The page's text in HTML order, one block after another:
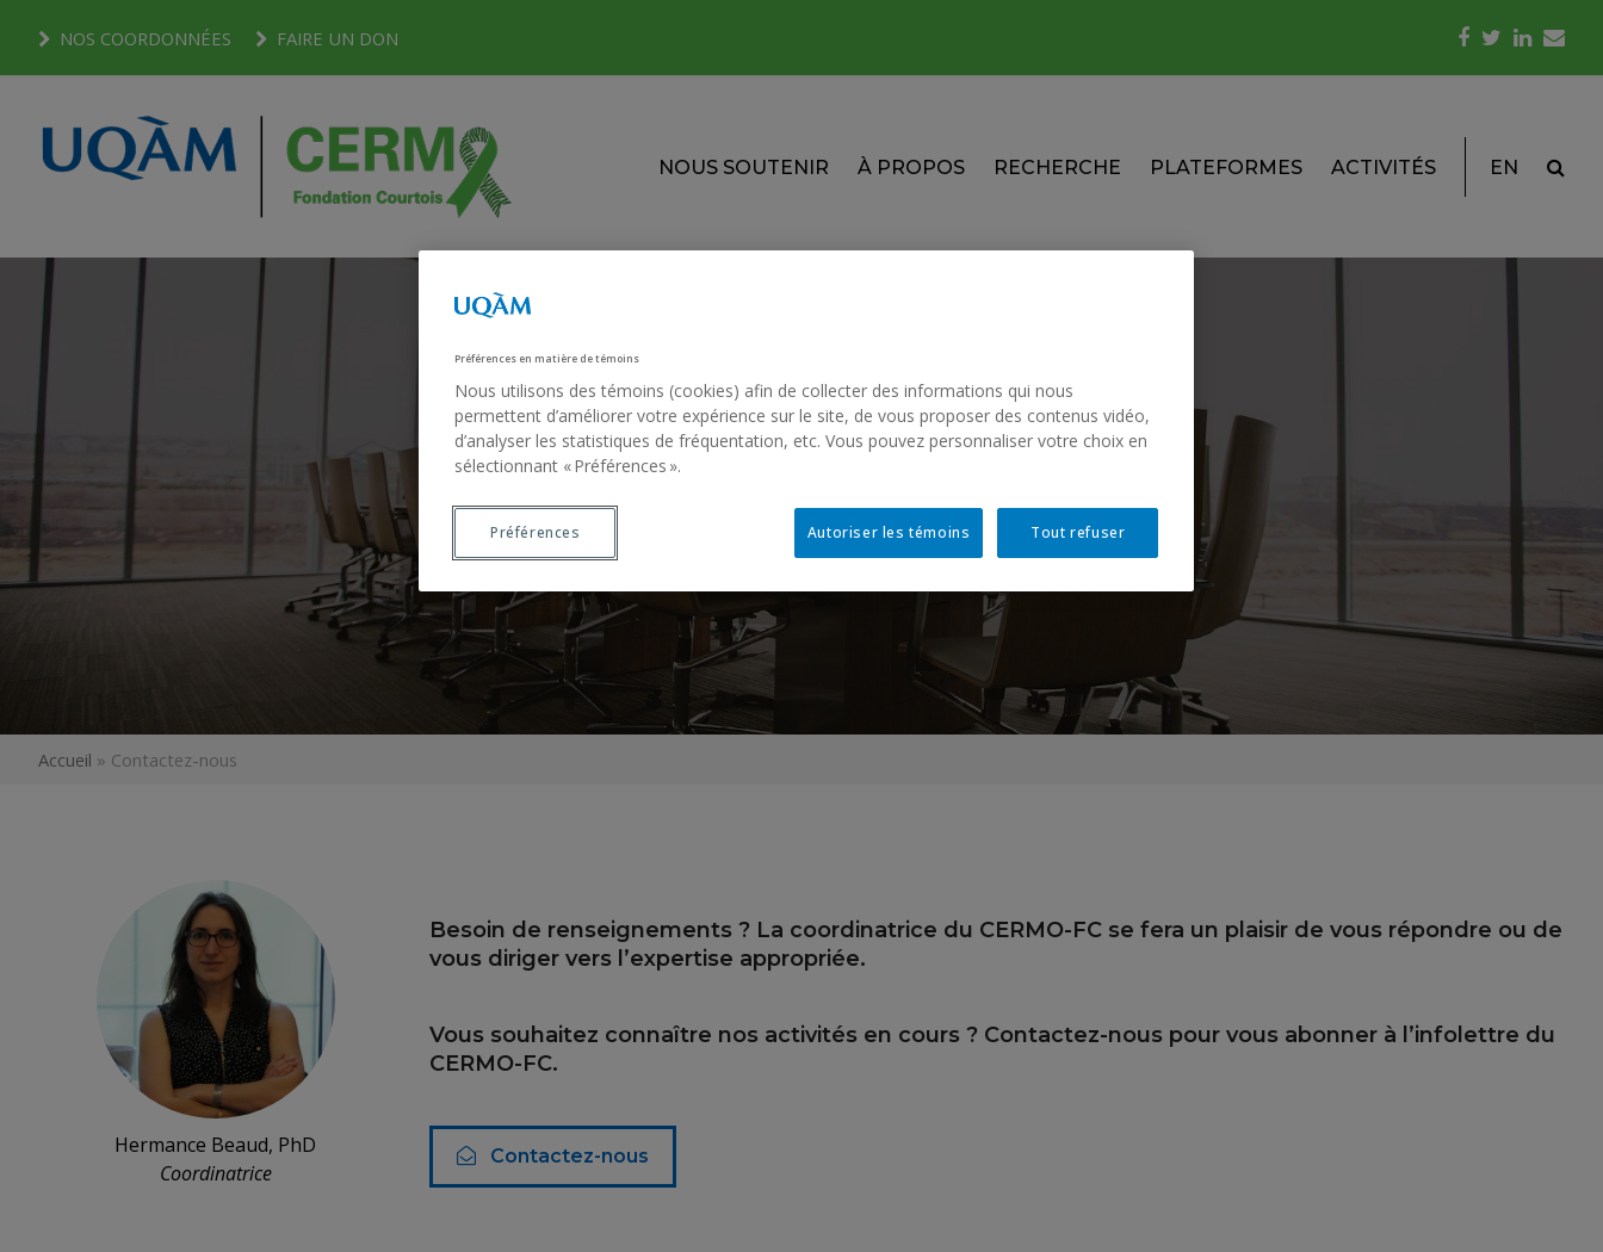
NOS COORDONNÉES FAIRE UN DON Facebook
Twitter
NOUS SOUTENIR À PROPOS RECHERCHE PLATEFORMES ACTIVITÉS EN
Contactez-nous
Accueil » Contactez-nous
Hermance Beaud, PhD
Coordinatrice
Besoin de renseignements ? La coordinatrice du CERMO-FC se fera un plaisir de vous répondre ou de
vous diriger vers l’expertise appropriée.
Vous souhaitez connaître nos activités en cours ? Contactez-nous pour vous abonner à l’infolettre du
CERMO-FC.
Contactez-nous
Préférences en matière de témoins
Nous utilisons des témoins (cookies) afin de collecter des informations qui nous
permettent d’améliorer votre expérience sur le site, de vous proposer des contenus vidéo,
d’analyser les statistiques de fréquentation, etc. Vous pouvez personnaliser votre choix en
sélectionnant « Préférences ».
Tout refuser
Autoriser les témoins
Préférences